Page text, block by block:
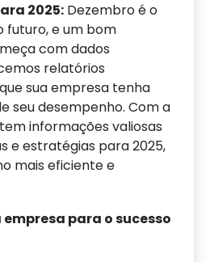
2025: Dezembro é o
futuro, e um bom
com dados
relatórios
sua empresa tenha
seu desempenho. Com a
informações valiosas
e estratégias para 2025,
mais eficiente e
empresa para osucesso